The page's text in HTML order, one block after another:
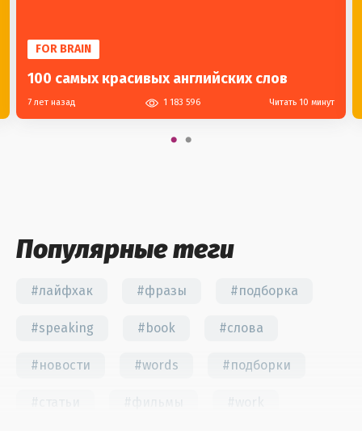
FOR BRAIN
100 самых красивых английских слов
7 лет назад 1 183 596 Читать 10 минут
Популярные теги
#лайфхак #фразы #подборка
#speaking #book #слова
#новости #words #подборки